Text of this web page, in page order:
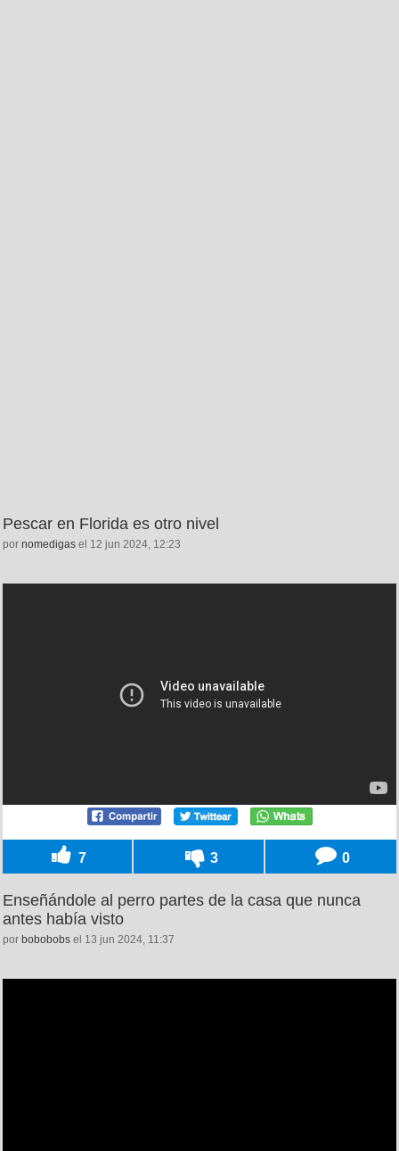
Pescar en Florida es otro nivel
por nomedigas el 12 jun 2024, 12:23
7 3 0
Enseñándole al perro partes de la casa que nunca
antes había visto
por bobobobs el 13 jun 2024, 11:37